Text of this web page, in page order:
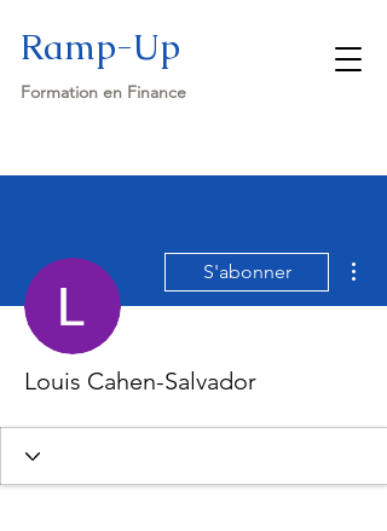
Ramp-Up
Formation en Finance
S'abonner
Louis Cahen-Salvador